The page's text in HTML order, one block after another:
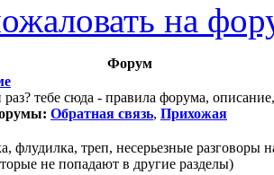
на
Форум
тебе сюда - правила форума,
Обратная связь, Прихожая
флудилка, треп, несерьезные разговоры
не попадают в другие разделы)